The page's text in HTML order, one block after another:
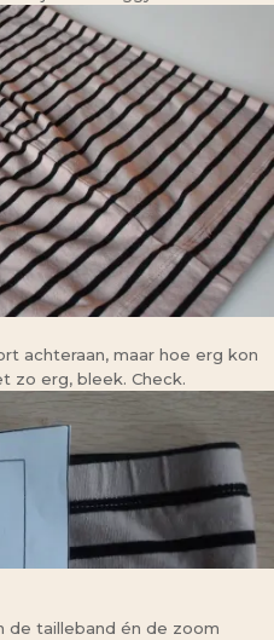
achteraan, maar hoe erg kon
zo erg, bleek. Check.
de tailleband én de zoom